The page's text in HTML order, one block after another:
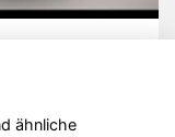
ähnliche